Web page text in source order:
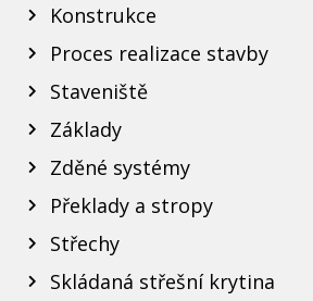
Konstrukce
Proces realizace stavby
Staveniště
Základy
Zděné systémy
Překlady a stropy
Střechy
Skládaná střešní krytina